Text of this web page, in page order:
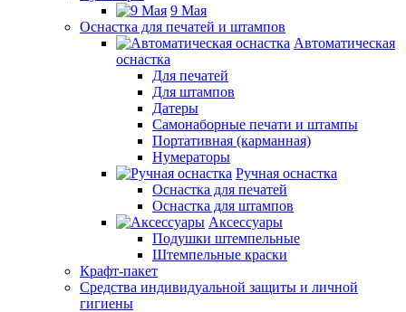
9 Мая
Оснастка для печатей и штампов
Автоматическая
оснастка
Для печатей
Для штампов
Датеры
Самонаборные печати и штампы
Портативная (карманная)
Нумераторы
Ручная оснастка
Оснастка для печатей
Оснастка для штампов
Аксессуары
Подушки штемпельные
Штемпельные краски
Крафт-пакет
Средства индивидуальной защиты и личной
гигиены